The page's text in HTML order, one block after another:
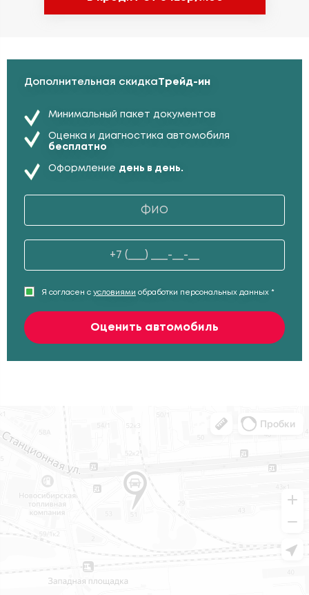
Дополнительная скидкаТрейд-ин
Минимальный пакет документов
Оценка и диагностика автомобиля
бесплатно
Оформление день в день.
Я согласен с условиями обработки персональных данных *
Оценить автомобиль